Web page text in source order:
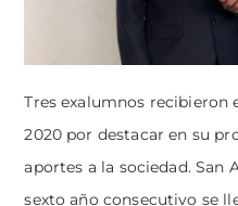
Tres exalumnos recibieron
2020 por destacar en su
aportes a la sociedad. San
sexto año consecutivo se